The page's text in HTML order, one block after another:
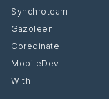
Synchroteam
Gazoleen
Coredinate
MobileDev
With